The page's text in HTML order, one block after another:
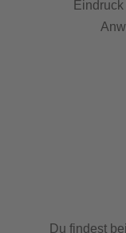
Du findest